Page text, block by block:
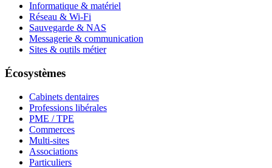
Informatique & matériel
Réseau & Wi-Fi
Sauvegarde & NAS
Messagerie & communication
Sites & outils métier
Écosystèmes
Cabinets dentaires
Professions libérales
PME / TPE
Commerces
Multi-sites
Associations
Particuliers